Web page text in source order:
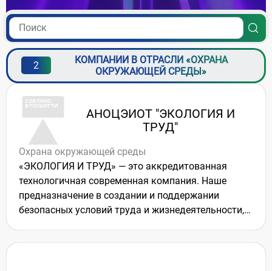
2
КОМПАНИИ В ОТРАСЛИ «ОХРАНА
ОКРУЖАЮЩЕЙ СРЕДЫ»
АНОЦЭИОТ "ЭКОЛОГИЯ И
ТРУД"
Охрана окружающей среды
«ЭКОЛОГИЯ И ТРУД» — это аккредитованная
технологичная современная компания. Наше
предназначение в создании и поддержании
безопасных условий труда и жизнедеятельности,